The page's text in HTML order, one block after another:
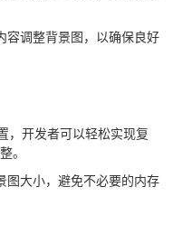
容调整背景图，以确保良好
，开发者可以轻松实现复
。
图大小，避免不必要的内存